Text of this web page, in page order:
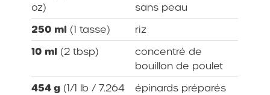
oz)
sans peau
250 ml (1 tasse)
riz
10 ml (2 tbsp)
concentré de
bouillon de poulet
454 g (1/1 lb / 7.264
épinards préparés